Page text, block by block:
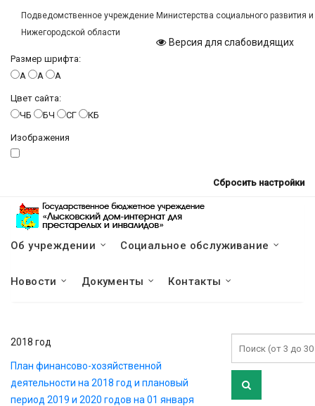
Подведомственное учреждение Министерства социального развития
Нижегородской области
Версия для слабовидящих
Размер шрифта:
A
A A
Цвет сайта:
ЧБ
БЧ СГ КБ
Изображения
Сбросить настройки
Об учреждении Социальное обслуживание
Новости Документы Контакты
2018 год
План финансово-хозяйственной
деятельности на 2018 год и плановый
период 2019 и 2020 годов на 01 января